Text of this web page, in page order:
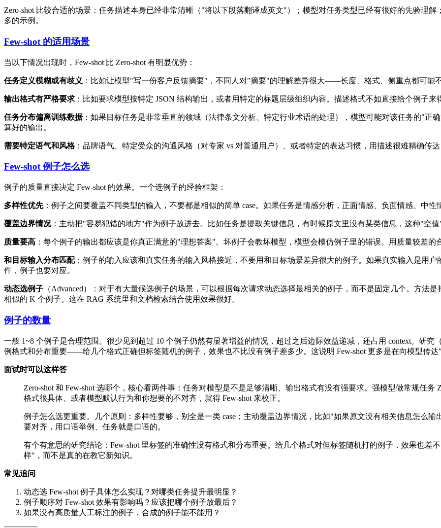
Zero-shot 比较合适的场景：任务描述本身已经非常清晰（"将以下段落翻译成英文"）；模型对任务类型已经有很好的先验理
多的示例。
Few-shot 的适用场景
当以下情况出现时，Few-shot 比 Zero-shot 有明显优势：
任务定义模糊或有歧义 ：比如让模型"写一份客户反馈摘要"，不同人对"摘要"的理解差异很大——长度、格式、侧重点都可能
输出格式有严格要求 ：比如要求模型按特定 JSON 结构输出，或者用特定的标题层级组织内容。描述格式不如直接给个例子来
任务分布偏离训练数据：如果目标任务是非常垂直的领域（法律条文分析、特定行业术语的处理），模型可能对该任务的"正
算好的输出。
需要特定语气和风格：品牌语气、特定受众的沟通风格（对专家 vs 对普通用户）、或者特定的表达习惯，用描述很难精确传
Few-shot 例子怎么选
例子的质量直接决定 Few-shot 的效果。一个选例子的经验框架：
多样性优先：例子之间要覆盖不同类型的输入，不要都是相似的简单 case。如果任务是情感分析，正面情感、负面情感、中性
覆盖边界情况：主动把"容易犯错的地方"作为例子放进去。比如任务是提取关键信息，有时候原文里没有某类信息，这种"空
质量要高 ：每个例子的输出都应该是你真正满意的"理想答案"。坏例子会教坏模型，模型会模仿例子里的错误。用质量较差的
和目标输入分布匹配：例子的输入应该和真实任务的输入风格接近，不要用和目标场景差异很大的例子。如果真实输入是用
件，例子也要对应。
动态选例子 （Advanced）：对于有大量候选例子的场景，可以根据每次请求动态选择最相关的例子，而不是固定几个。方法
相似的 K 个例子。这在 RAG 系统里和文档检索结合使用效果很好。
例子的数量
一般 1~8 个例子是合理范围。很少见到超过 10 个例子仍然有显著增益的情况，超过之后边际效益递减，还占用 context。研究
例格式和分布重要——给几个格式正确但标签随机的例子，效果也不比没有例子差多少。这说明 Few-shot 更多是在向模型传
面试时可以这样答
Zero-shot 和 Few-shot 选哪个，核心看两件事：任务对模型是不是足够清晰、输出格式有没有强要求。强模型做常规任务
格式很具体、或者模型默认行为和你想要的不对齐，就得 Few-shot 来校正。
例子怎么选更重要。几个原则：多样性要够，别全是一类 case；主动覆盖边界情况，比如"如果原文没有相关信息怎么
要对齐，用口语举例、任务就是口语的。
有个有意思的研究结论：Few-shot 里标签的准确性没有格式和分布重要。给几个格式对但标签随机打的例子，效果也差
样"，而不是真的在教它新知识。
常见追问
动态选 Few-shot 例子具体怎么实现？对哪类任务提升最明显？
例子顺序对 Few-shot 效果有影响吗？应该把哪个例子放最后？
如果没有高质量人工标注的例子，合成的例子能不能用？